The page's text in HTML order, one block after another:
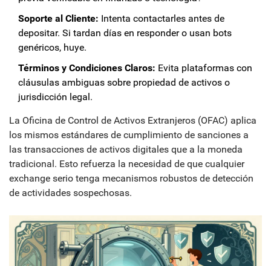
Soporte al Cliente: Intenta contactarles antes de
depositar. Si tardan días en responder o usan bots
genéricos, huye.
Términos y Condiciones Claros: Evita plataformas con
cláusulas ambiguas sobre propiedad de activos o
jurisdicción legal.
La Oficina de Control de Activos Extranjeros (OFAC) aplica
los mismos estándares de cumplimiento de sanciones a
las transacciones de activos digitales que a la moneda
tradicional. Esto refuerza la necesidad de que cualquier
exchange serio tenga mecanismos robustos de detección
de actividades sospechosas.